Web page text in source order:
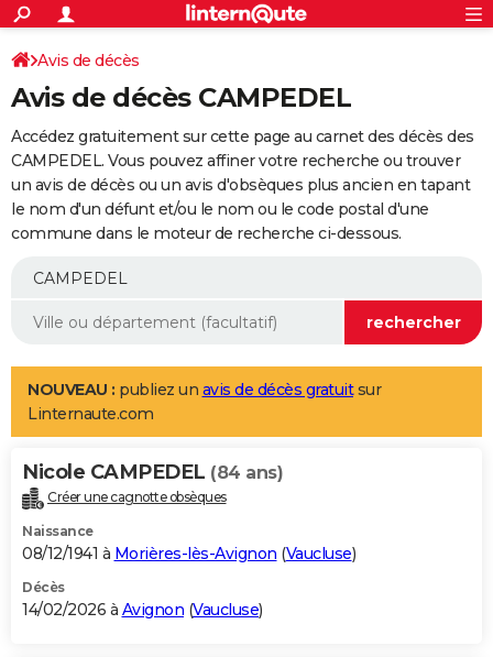
ACTUALITÉS
Politique
Société
Faits Divers
Education
Monde
Villes
+
SPORT
Coupe du monde 2026
Football
Tennis
Cyclisme
Rugby
Forum
Programme TV
TNT
Streaming
Cinéma
Sorties cinéma
Musique
+
FINANCE
Impôts
Immobilier
Risques naturels par ville
Banque
Assurance
Crédit
AUTO
Essais
Réserver un essai
Citadines
Berlines
SUV
Forum auto
+
Mobiles
Meilleur smartphone
Internet
Ordinateurs
Jeux vidéo
Guide high-tech
Aménagement intérieur
LIFESTYLE
Art de vivre
Bien-être
Loisirs
Mode
Modes de vie
Alimentation
Guide de la santé
Maladies
Médicaments
Sommeil
VOYAGE
Destinations
City break
Voyage nature
Voyage de noces
Forum
Climat
+PHOTO
GUIDES D'ACHAT
BONS PLANS
Avis de décès
Avis de décès CAMPEDEL
Accédez gratuitement sur cette page au carnet des décès des
CAMPEDEL. Vous pouvez affiner votre recherche ou trouver
un avis de décès ou un avis d'obsèques plus ancien en tapant
le nom d'un défunt et/ou le nom ou le code postal d'une
commune dans le moteur de recherche ci-dessous.
NOUVEAU : publiez un avis de décès gratuitsur
Linternaute.com
Nicole CAMPEDEL (84 ans)
Créer une cagnotte obsèques
Naissance
08/12/1941 à Morières-lès-Avignon (Vaucluse)
Décès
14/02/2026 à Avignon (Vaucluse)